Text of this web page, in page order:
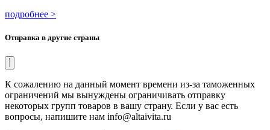
подробнее >
Отправка в другие страны
К сожалению на данный момент времени из-за таможенных
ограничений мы вынуждены ограничивать отправку
некоторых групп товаров в вашу страну. Если у вас есть
вопросы, напишите нам info@altaivita.ru